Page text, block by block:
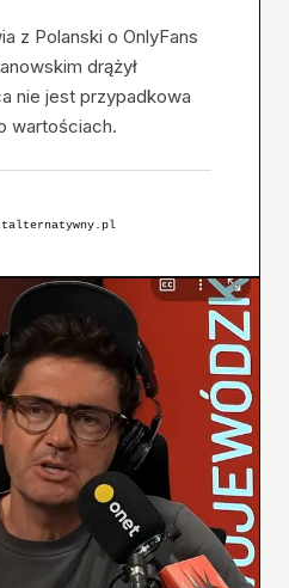
z Polanski o OnlyFans
drążył
nie jest przypadkowa
wartościach.